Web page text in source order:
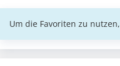
Um die Favoriten zu nutzen,